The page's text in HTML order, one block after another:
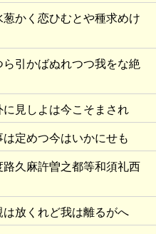
葱かく恋ひむとや種求めけ
ら引かばぬれつつ我をな絶
に見しよは今こそまされ
は定めつ今はいかにせも
久麻許曽之都等和須礼西
は放くれど我は離るがへ